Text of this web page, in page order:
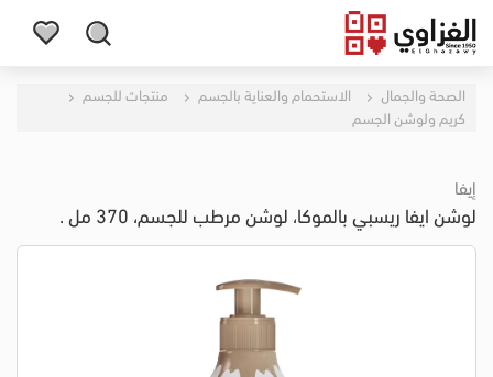
الصحة والجمال الاستحمام والعناية بالجسم
منتجات للجسم
كريم ولوشن الجسم
إيفا
لوشن ايفا ريسبي بالموكا، لوشن مرطب للجسم، 370 مل .